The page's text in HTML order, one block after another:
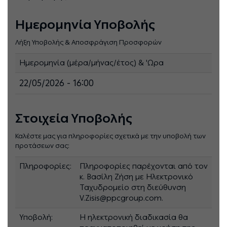
Ημερομηνία Υποβολής
Λήξη Υποβολής & Αποσφράγιση Προσφορών
Ημερομηνία (μέρα/μήνας/έτος) & 'Ωρα
22/05/2026 - 16:00
Στοιχεία Υποβολής
Καλέστε μας για πληροφορίες σχετικά με την υποβολή των
προτάσεων σας:
Πληροφορίες:
Πληροφορίες παρέχονται από τον
κ. Βασίλη Ζήση με Ηλεκτρονικό
Ταχυδρομείο στη διεύθυνση
V.Zisis@ppcgroup.com.
Υποβολή:
Η ηλεκτρονική διαδικασία θα